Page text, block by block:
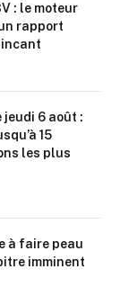
: le moteur
rapport
jeudi 6 août :
15
les plus
à faire peau
imminent